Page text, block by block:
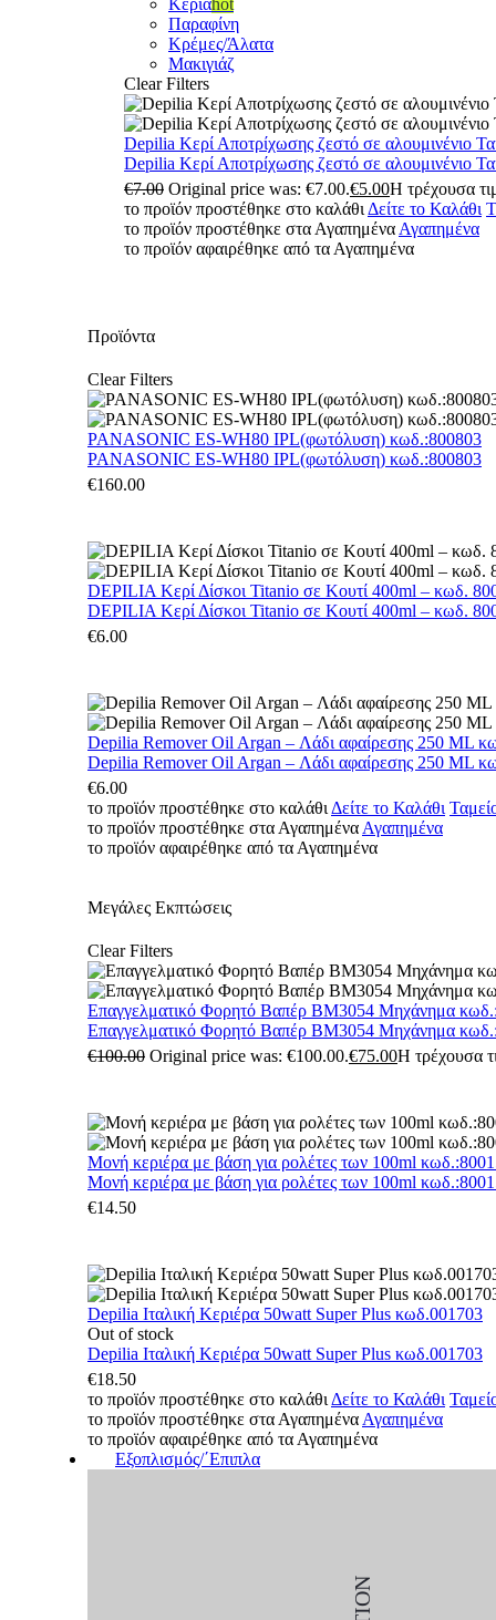
Κεριάhot
Παραφίνη
Κρέμες/Άλατα
Μακιγιάζ
Clear Filters
Depilia Κερί Αποτρίχωσης ζεστό σε αλουμινένιο
Depilia Κερί Αποτρίχωσης ζεστό σε αλουμινένιο
€7.00 Original price was: €7.00.€5.00Η τρέχουσα
το προϊόν προστέθηκε στο καλάθι Δείτε το Καλάθι
το προϊόν προστέθηκε στα Αγαπημένα Αγαπημένα
το προϊόν αφαιρέθηκε από τα Αγαπημένα
Προϊόντα
Clear Filters
PANASONIC ES-WH80 IPL(φωτόλυση) κωδ.:800803
PANASONIC ES-WH80 IPL(φωτόλυση) κωδ.:800803
€160.00
DEPILIA Κερί Δίσκοι Titanio σε Κουτί 400ml – κωδ.
DEPILIA Κερί Δίσκοι Titanio σε Κουτί 400ml – κωδ.
€6.00
Depilia Remover Oil Argan – Λάδι αφαίρεσης 250 ML
Depilia Remover Oil Argan – Λάδι αφαίρεσης 250 ML
€6.00
το προϊόν προστέθηκε στο καλάθι Δείτε το Καλάθι
το προϊόν προστέθηκε στα Αγαπημένα Αγαπημένα
το προϊόν αφαιρέθηκε από τα Αγαπημένα
Μεγάλες Εκπτώσεις
Clear Filters
Επαγγελματικό Φορητό Βαπέρ BM3054 Μηχάνημα
Επαγγελματικό Φορητό Βαπέρ BM3054 Μηχάνημα
€100.00 Original price was: €100.00.€75.00Η τρέχουσα
Μονή κεριέρα με βάση για ρολέτες των 100ml
Μονή κεριέρα με βάση για ρολέτες των 100ml
€14.50
Depilia Ιταλική Κεριέρα 50watt Super Plus κωδ.001703
Out of stock
Depilia Ιταλική Κεριέρα 50watt Super Plus κωδ.001703
€18.50
το προϊόν προστέθηκε στο καλάθι Δείτε το Καλάθι
το προϊόν προστέθηκε στα Αγαπημένα Αγαπημένα
το προϊόν αφαιρέθηκε από τα Αγαπημένα
Εξοπλισμός/΄Επιπλα